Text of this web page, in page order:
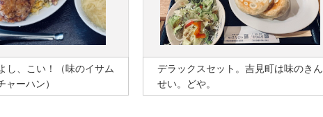
し、こい！（味のイサム
ャーハン）
デラックスセット。吉見町は味のきん
せい。どや。